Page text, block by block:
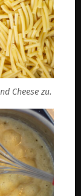
Cheese zu.